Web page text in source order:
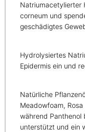
Natriumacetylierter
corneum und
geschädigtes
Hydrolysiertes
Epidermis ein und
Natürliche
Meadowfoam,
während Panthenol
unterstützt und ein